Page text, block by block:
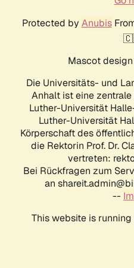
Protected by Anubis
Mascot
Die Universitäts- und
Anhalt ist eine
Luther-Universität
Luther-Universität
Körperschaft des
die Rektorin Prof. Dr.
vertreten:
Bei Rückfragen zum
an
--
This website is